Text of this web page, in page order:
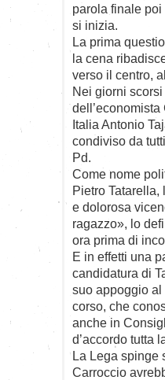
parola finale
si inizia.
La prima
la cena
verso il centro,
Nei giorni
Italia Antonio
condiviso da
Pd.
Come nome
Pietro Tatarella,
e dolorosa
ragazzo», lo
ora prima di
E in effetti una
candidatura di
suo appoggio
corso, che
anche in
d’accordo tutta
La Lega spinge
Carroccio